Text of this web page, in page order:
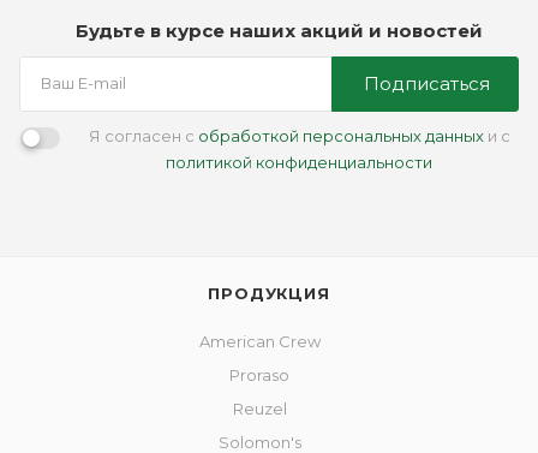
Будьте в курсе наших акций и новостей
Подписаться
Я согласен с обработкой персональных данныхи с
политикой конфиденциальности
ПРОДУКЦИЯ
American Crew
Proraso
Reuzel
Solomon's